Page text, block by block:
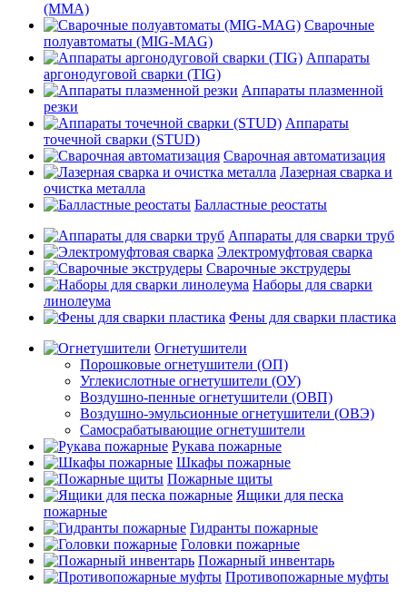
(MMA)
Сварочные
полуавтоматы (MIG-MAG)
Аппараты
аргонодуговой сварки (TIG)
Аппараты плазменной
резки
Аппараты
точечной сварки (STUD)
Сварочная автоматизация
Лазерная сварка и
очистка металла
Балластные реостаты
Аппараты для сварки труб
Электромуфтовая сварка
Сварочные экструдеры
Наборы для сварки
линолеума
Фены для сварки пластика
Огнетушители
Порошковые огнетушители (ОП)
Углекислотные огнетушители (ОУ)
Воздушно-пенные огнетушители (ОВП)
Воздушно-эмульсионные огнетушители (ОВЭ)
Самосрабатывающие огнетушители
Рукава пожарные
Шкафы пожарные
Пожарные щиты
Ящики для песка
пожарные
Гидранты пожарные
Головки пожарные
Пожарный инвентарь
Противопожарные муфты